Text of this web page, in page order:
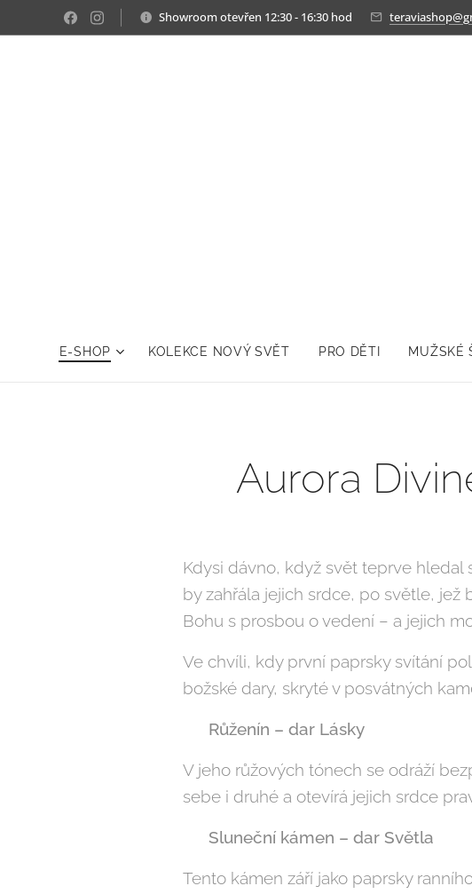
Showroom otevřen 12:30 - 16:30 hod
E-SHOP KOLEKCE NOVÝ SVĚT PRO DĚTI MUŽSKÉ
Aurora
Kdysi dávno, když svět teprve hledal
by zahřála jejich srdce, po světle, jež
Bohu s prosbou o vedení – a jejich
Ve chvíli, kdy první paprsky svítání
božské dary, skryté v posvátných
Růženín – dar Lásky
V jeho růžových tónech se odráží
sebe i druhé a otevírá jejich srdce
Sluneční kámen – dar Světla
Tento kámen září jako paprsky